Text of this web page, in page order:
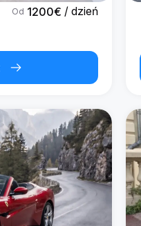
Od 1200€ / dzień